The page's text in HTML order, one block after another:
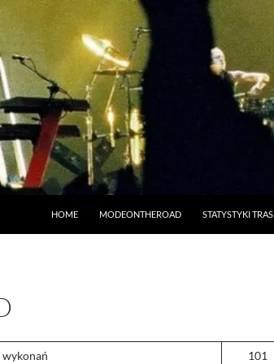
HOME MODEONTHEROAD STATYSTYKI TRAS
wykonań 101